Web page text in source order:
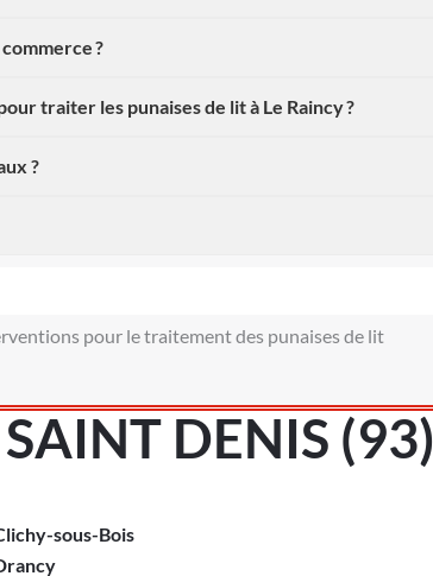
?
traiter les punaises de lit à Le Raincy ?
?
pour le traitement des punaises de lit
DENIS (93)
sous-Bois